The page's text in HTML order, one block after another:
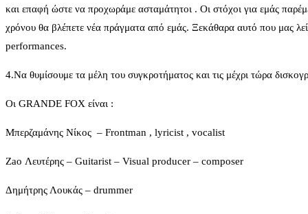
και επαφή ώστε να προχωράμε ασταμάτητοι . Οι στόχοι για εμάς
χρόνου θα βλέπετε νέα πράγματα από εμάς. Ξεκάθαρα αυτό που μας
performances.
4.Να θυμίσουμε τα μέλη του συγκροτήματος και τις μέχρι τώρα
Oι GRANDE FOX είναι :
Μπερζαμάνης Νίκος – Frontman , lyricist , vocalist
Zao Λευτέρης – Guitarist – Visual producer – composer
Δημήτρης Λουκάς – drummer